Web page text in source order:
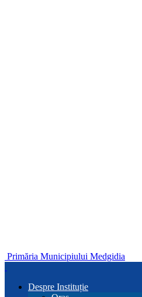
Primăria Municipiului Medgidia
Despre Instituție